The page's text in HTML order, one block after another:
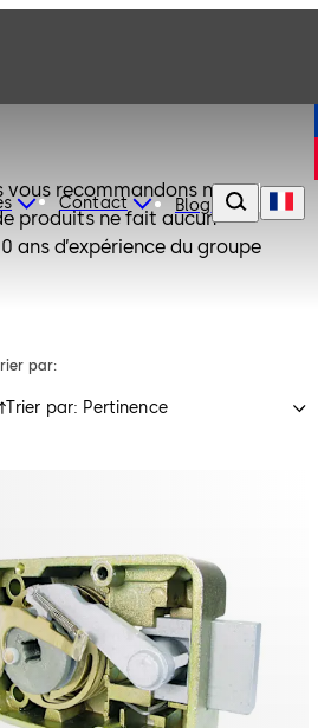
Contact Blog
vous recommandons nos
produits ne fait aucun
ans d’expérience du groupe
par:
Trier par: Pertinence